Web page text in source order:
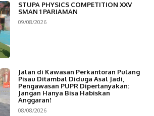
STUPA PHYSICS COMPETITION XXV
SMAN 1 PARIAMAN
09/08/2026
Jalan di Kawasan Perkantoran Pulang
Pisau Ditambal Diduga Asal Jadi,
Pengawasan PUPR Dipertanyakan:
Jangan Hanya Bisa Habiskan
Anggaran!
08/08/2026